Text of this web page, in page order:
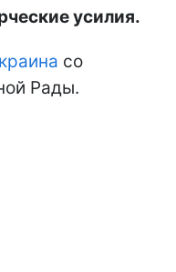
усилия.
со
Рады.